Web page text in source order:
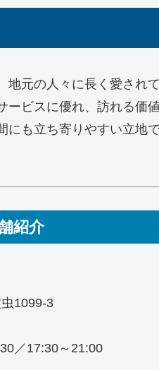
地元の人々に長く愛さ
ービスに優れ、訪れる価
にも立ち寄りやすい立地
紹介
1099-3
／17:30～21:00